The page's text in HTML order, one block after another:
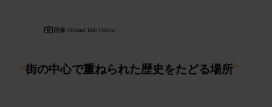
画像 /Ireland Info Online
“街の中心で重ねられた歴史をたどる場所”